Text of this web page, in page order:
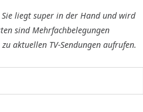
liegt super in der Hand und wird
sind Mehrfachbelegungen
aktuellen TV-Sendungen aufrufen.